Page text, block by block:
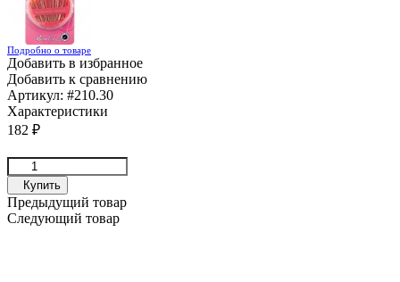
Подробно о товаре
Добавить в избранное
Добавить к сравнению
Артикул: #210.30
Характеристики
182 ₽
Купить
Предыдущий товар
Следующий товар